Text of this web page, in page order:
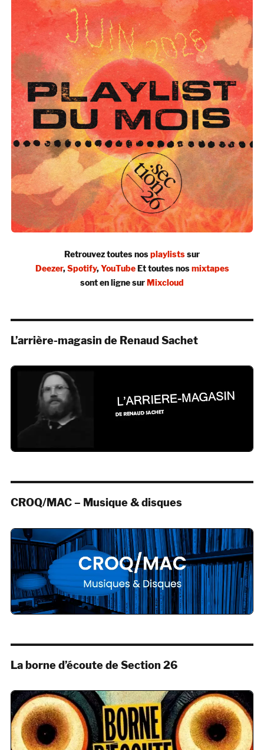
Retrouvez toutes nosplaylistssur
Deezer,Spotify,YouTubeEt toutes nosmixtapes
sont en ligne surMixcloud
L’arrière-magasin de Renaud Sachet
CROQ/MAC – Musique & disques
La borne d’écoute de Section 26